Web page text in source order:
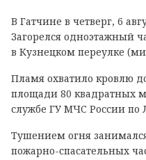
В Гатчине в четверг, 6
Загорелся одноэтажный
в Кузнецком переулке
Пламя охватило кровлю
площади 80 квадратных
службе ГУ МЧС России по
Тушением огня
пожарно-спасательных